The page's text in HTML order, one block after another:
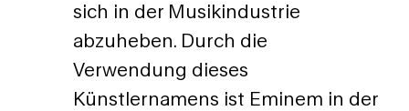
sich in der Musikindustrie
abzuheben. Durch die
Verwendung dieses
Künstlernamens ist Eminem in der